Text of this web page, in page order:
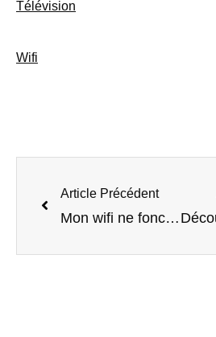
Télévision
Wifi
Article Précédent
Mon wifi ne fonctionne plus, que faire ?